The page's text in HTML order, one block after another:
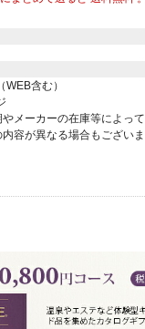
含む）
メーカーの在庫等によって
容が異なる場合もございま